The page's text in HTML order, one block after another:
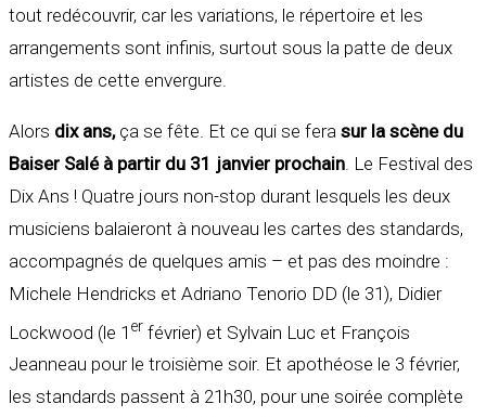
tout redécouvrir, car les variations, le répertoire et les
arrangements sont infinis, surtout sous la patte de deux
artistes de cette envergure.
Alors dix ans,ça se fête. Et ce qui se fera sur la scène du
Baiser Salé à partir du 31 janvier prochain . Le Festival des
Dix Ans ! Quatre jours non-stop durant lesquels les deux
musiciens balaieront à nouveau les cartes des standards,
accompagnés de quelques amis – et pas des moindre :
Michele Hendricks et Adriano Tenorio DD (le 31), Didier
Lockwood (le 1 er février) et Sylvain Luc et François
Jeanneau pour le troisième soir. Et apothéose le 3 février,
les standards passent à 21h30, pour une soirée complète